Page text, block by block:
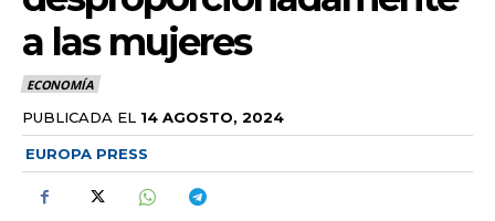
a las mujeres
ECONOMÍA
PUBLICADA EL 14 AGOSTO, 2024
EUROPA PRESS